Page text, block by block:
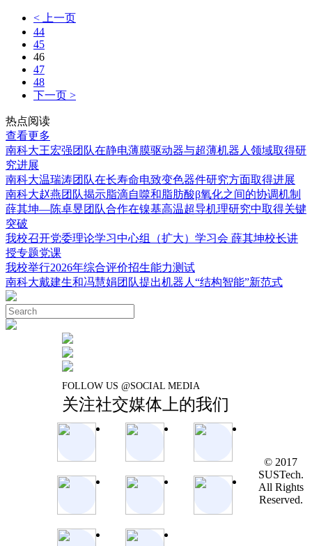
< 上一页
44
45
46
47
48
下一页 >
热点阅读
查看更多
南科大王宏强团队在静电薄膜驱动器与超薄机器人领域取得研
究进展
南科大温瑞涛团队在长寿命电致变色器件研究方面取得进展
南科大赵燕团队揭示脂滴自噬和脂肪酸β氧化之间的协调机制
薛其坤—陈卓昱团队合作在镍基高温超导机理研究中取得关键
突破
我校召开党委理论学习中心组（扩大）学习会 薛其坤校长讲
授专题党课
我校举行2026年综合评价招生能力测试
南科大戴建生和冯慧娟团队提出机器人“结构智能”新范式
FOLLOW US @SOCIAL MEDIA
关注社交媒体上的我们
© 2017
SUSTech.
All Rights
Reserved.